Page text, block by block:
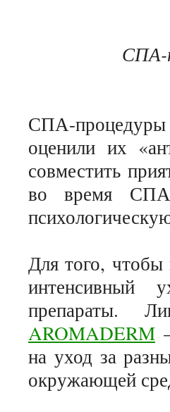
СПА-
СПА-
оценили их
совместить
во время
Для того, чтобы
интенсивный
препараты.
AROMADERM
на уход за
окружающей